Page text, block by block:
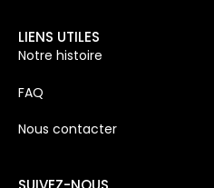
LIENS UTILES
Notre histoire
FAQ
Nous contacter